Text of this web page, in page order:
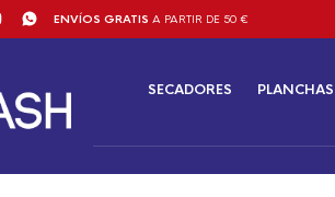
ENVÍOS GRATIS A PARTIR DE 50 €
SECADORES PLANCHAS